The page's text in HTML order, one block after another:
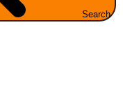
Search